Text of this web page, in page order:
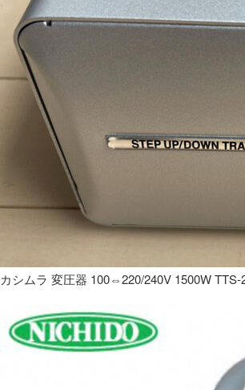
カシムラ 変圧器 100⇔220/240V 1500W